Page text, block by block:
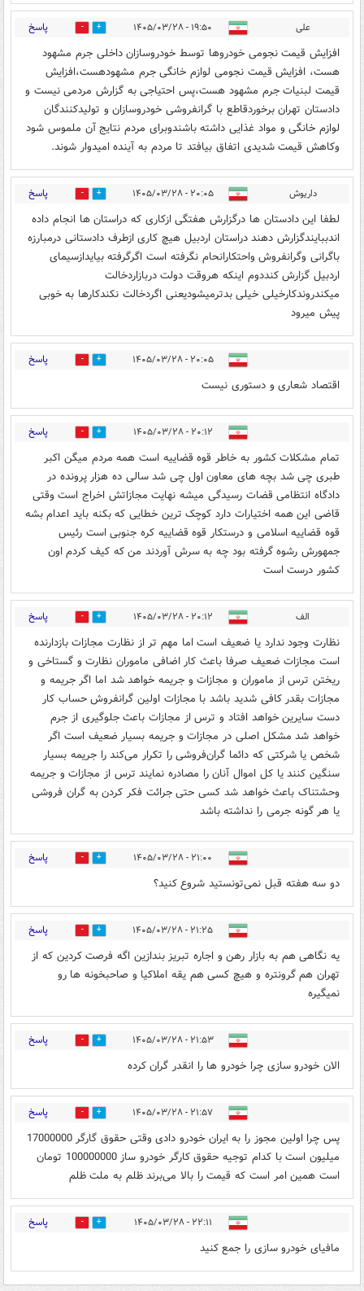
علی ۱۹:۵۰ - ۱۴۰۵/۰۳/۲۸ 0 پاسخ
افزایش قیمت نجومی خودروها توسط خودروسازان داخلی جرم مشهود
هست، افزایش قیمت نجومی لوازم خانگی جرم مشهودهست،افزایش
قیمت لبنیات جرم مشهود هست،پس احتیاجی به گزارش مردمی نیست و
دادستان تهران برخوردقاطع با گرانفروشی خودروسازان و تولیدکنندگان
لوازم خانگی و مواد غذایی داشته باشندوبرای مردم نتایج آن ملموس شود
وکاهش قیمت شدیدی اتفاق بیافتد تا مردم به آینده امیدوار شوند.
داریوش ۲۰:۰۵ - ۱۴۰۵/۰۳/۲۸ 0 پاسخ
لطفا این دادستان ها درگزارش هفتگی ازکاری که دراستان ها انجام داده
اندببایندگزارش دهند دراستان اردبیل هیچ کاری ازطرف دادستانی درمبارزه
باگرانی وگرانفروش واحتکارانحام نگرفته است اگرگرفته بیایدازسیمای
اردبیل گزارش کنددوم اینکه هروقت دولت دربازاردخالت
میکندروندکارخیلی خیلی بدترمیشودیعنی اگردخالت نکندکارها به خوبی
پیش میرود
۲۰:۰۵ - ۱۴۰۵/۰۳/۲۸ 0 پاسخ
اقتصاد شعاری و دستوری نیست
۲۰:۱۲ - ۱۴۰۵/۰۳/۲۸ 0 پاسخ
تمام مشکلات کشور به خاطر قوه قضاییه است همه مردم میگن اکبر
طبری چی شد بچه های معاون اول چی شد سالی ده هزار پرونده در
دادگاه انتظامی قضات رسیدگی میشه نهایت مجازاتش اخراج است وقتی
قاضی این همه اختیارات دارد کوچک ترین خطایی که بکنه باید اعدام بشه
قوه قضاییه اسلامی و درستکار قوه قضاییه کره جنوبی است رئیس
جمهورش رشوه گرفته بود چه به سرش آوردند من که کیف کردم اون
کشور درست است
الف ۲۰:۱۲ - ۱۴۰۵/۰۳/۲۸ 0 پاسخ
نظارت وجود ندارد یا ضعیف است اما مهم تر از نظارت مجازات بازدارنده
است مجازات ضعیف صرفا باعث کار اضافی ماموران نظارت و گستاخی و
ریختن ترس از ماموران و مجازات و جریمه خواهد شد اما اگر جریمه و
مجازات بقدر کافی شدید باشد با مجازات اولین گرانفروش حساب کار
دست سایرین خواهد افتاد و ترس از مجازات باعث جلوگیری از جرم
خواهد شد مشکل اصلی در مجازات و جریمه بسیار ضعیف است اگر
شخص یا شرکتی که دائما گران‌فروشی را تکرار می‌کند را جریمه بسیار
سنگین کنند یا کل اموال آنان را مصادره نمایند ترس از مجازات و جریمه
وحشتناک باعث خواهد شد کسی حتی جرائت فکر کردن به گران فروشی
یا هر گونه جرمی را نداشته باشد
۲۱:۰۰ - ۱۴۰۵/۰۳/۲۸ 0 پاسخ
دو سه هفته قبل نمی‌تونستید شروع کنید؟
۲۱:۲۵ - ۱۴۰۵/۰۳/۲۸ 0 پاسخ
یه نگاهی هم به بازار رهن و اجاره تبریز بندازین اگه فرصت کردین که از
تهران هم گرونتره و هیچ کسی هم یقه املاکیا و صاحبخونه ها رو
نمیگیره
۲۱:۵۳ - ۱۴۰۵/۰۳/۲۸ 0 پاسخ
الان خودرو سازی چرا خودرو ها را انقدر گران کرده
۲۱:۵۷ - ۱۴۰۵/۰۳/۲۸ 0 پاسخ
پس چرا اولین مجوز را به ایران خودرو دادی وقتی حقوق گارگر 17000000
میلیون است با کدام توجیه حقوق کارگر خودرو ساز 100000000 تومان
است همین امر است که قیمت را بالا می‌برند ظلم به ملت ظلم
۲۲:۱۱ - ۱۴۰۵/۰۳/۲۸ 0 پاسخ
مافیای خودرو سازی را جمع کنید